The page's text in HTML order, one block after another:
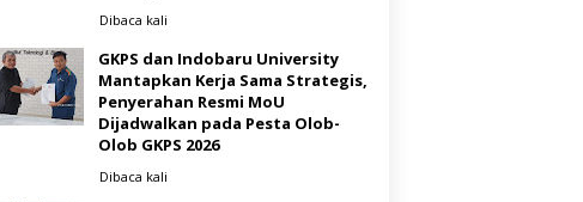
Dibaca kali
GKPS dan Indobaru University
Mantapkan Kerja Sama Strategis,
Penyerahan Resmi MoU
Dijadwalkan pada Pesta Olob-
Olob GKPS 2026 ‎
Dibaca kali